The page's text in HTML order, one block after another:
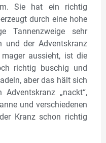
Sie hat ein richtig
durch eine hohe
Tannenzweige sehr
und der Adventskranz
aussieht, ist die
richtig buschig und
aber das hält sich
„nackt“,
und verschiedenen
Kranz schon richtig